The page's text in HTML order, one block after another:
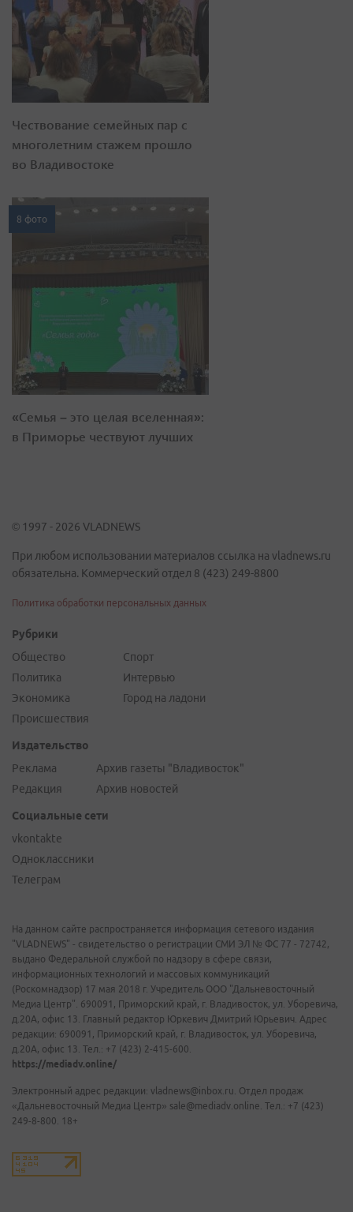
Чествование семейных пар с
многолетним стажем прошло
во Владивостоке
8 фото
«Семья – это целая вселенная»:
в Приморье чествуют лучших
© 1997 - 2026 VLADNEWS
При любом использовании материалов ссылка на vladnews.ru
обязательна. Коммерческий отдел 8 (423) 249-8800
Политика обработки персональных данных
Рубрики
Общество
Политика
Экономика
Происшествия
Спорт
Интервью
Город на ладони
Издательство
Реклама
Редакция
Архив газеты "Владивосток"
Архив новостей
Социальные сети
vkontakte
Одноклассники
Телеграм
На данном сайте распространяется информация сетевого издания
"VLADNEWS" - свидетельство о регистрации СМИ ЭЛ № ФС 77 - 72742,
выдано Федеральной службой по надзору в сфере связи,
информационных технологий и массовых коммуникаций
(Роскомнадзор) 17 мая 2018 г. Учредитель ООО "Дальневосточный
Медиа Центр". 690091, Приморский край, г. Владивосток, ул. Уборевича,
д.20А, офис 13. Главный редактор Юркевич Дмитрий Юрьевич. Адрес
редакции: 690091, Приморский край, г. Владивосток, ул. Уборевича,
д.20А, офис 13. Тел.: +7 (423) 2-415-600.
https://mediadv.online/
Электронный адрес редакции: vladnews@inbox.ru. Отдел продаж
«Дальневосточный Медиа Центр» sale@mediadv.online. Тел.: +7 (423)
249-8-800. 18+